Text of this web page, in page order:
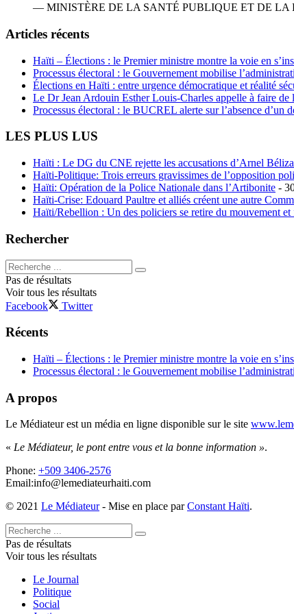
— MINISTÈRE DE LA SANTÉ PUBLIQUE ET DE LA
Articles récents
Haïti – Élections : le Premier ministre montre la voie en
Processus électoral : le Gouvernement mobilise
Élections en Haïti : entre urgence démocratique et réalité
Le Dr Jean Ardouin Esther Louis-Charles appelle à faire
Processus électoral : le BUCREL alerte sur l’absence d’un
LES PLUS LUS
Haïti : Le DG du CNE rejette les accusations d’Arnel
Haïti-Politique: Trois erreurs gravissimes de l’opposition
Haïti: Opération de la Police Nationale dans l’Artibonite -
Haïti-Crise: Edouard Paultre et alliés créent une autre
Haïti/Rebellion : Un des policiers se retire du mouvement et
Rechercher
Pas de résultats
Voir tous les résultats
Facebook
Twitter
Récents
Haïti – Élections : le Premier ministre montre la voie en
Processus électoral : le Gouvernement mobilise
A propos
Le Médiateur est un média en ligne disponible sur le site
« Le Médiateur, le pont entre vous et la bonne information ».
Phone: +509 3406-2576
Email:info@lemediateurhaiti.com
© 2021 Le Médiateur- Mise en place parConstant Haïti.
Pas de résultats
Voir tous les résultats
Le Journal
Politique
Social